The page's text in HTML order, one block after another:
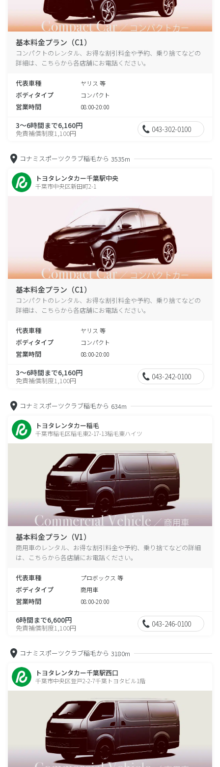
基本料金プラン（C1）
コンパクトのレンタル、お得な割引料金や予約、乗り捨てなどの
詳細は、こちらから各店舗にお電話ください。
代表車種 ヤリス 等
ボディタイプ コンパクト
営業時間 08:00-20:00
3～6時間まで6,160円
免責補償制度1,100円 043-302-0100
コナミスポーツクラブ稲毛から 3535m
トヨタレンタカー千葉駅中央
千葉市中央区新田町2-1
基本料金プラン（C1）
コンパクトのレンタル、お得な割引料金や予約、乗り捨てなどの
詳細は、こちらから各店舗にお電話ください。
代表車種 ヤリス 等
ボディタイプ コンパクト
営業時間 08:00-20:00
3～6時間まで6,160円
免責補償制度1,100円 043-242-0100
コナミスポーツクラブ稲毛から 634m
トヨタレンタカー稲毛
千葉市稲毛区稲毛東2-17-13稲毛東ハイツ
基本料金プラン（V1）
商用車のレンタル、お得な割引料金や予約、乗り捨てなどの詳細
は、こちらから各店舗にお電話ください。
代表車種 プロボックス 等
ボディタイプ 商用車
営業時間 08:00-20:00
6時間まで6,600円
免責補償制度1,100円 043-246-0100
コナミスポーツクラブ稲毛から 3180m
トヨタレンタカー千葉駅西口
千葉市中央区登戸2-2-7千葉トヨタビル1階